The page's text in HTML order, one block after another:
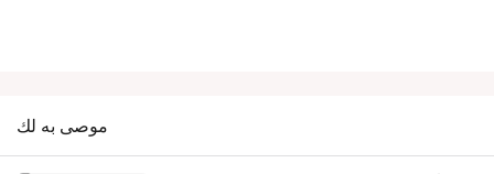
موصى به لك